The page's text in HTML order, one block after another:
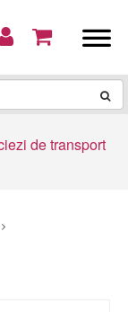
de transport